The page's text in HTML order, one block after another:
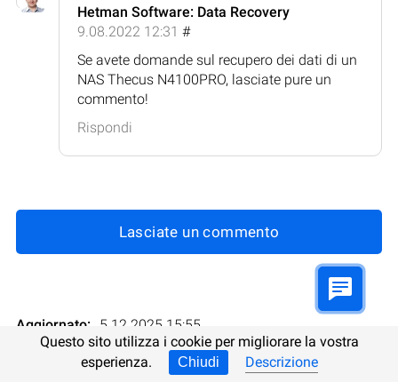
Hetman Software: Data Recovery
9.08.2022 12:31 #
Se avete domande sul recupero dei dati di un
NAS Thecus N4100PRO, lasciate pure un
commento!
Rispondi
Lasciate un commento
Aggiornato: 5.12.2025 15:55
Totale delle valutazioni: 7 Valutazione:
Questo sito utilizza i cookie per migliorare la vostra
esperienza.
Chiudi Descrizione